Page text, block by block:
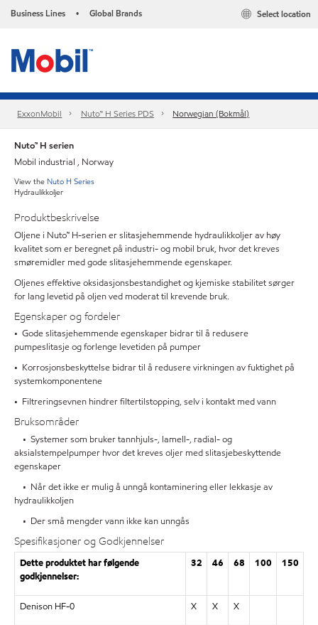
Business Lines • Global Brands Select location
ExxonMobil Nuto™ H Series PDS Norwegian (Bokmål)
Nuto™ H serien
Mobil industrial , Norway
View the Nuto H Series
Hydraulikkoljer
Produktbeskrivelse
Oljene i Nuto™ H-serien er slitasjehemmende hydraulikkoljer av høy
kvalitet som er beregnet på industri- og mobil bruk, hvor det kreves
smøremidler med gode slitasjehemmende egenskaper.
Oljenes effektive oksidasjonsbestandighet og kjemiske stabilitet sørger
for lang levetid på oljen ved moderat til krevende bruk.
Egenskaper og fordeler
• Gode slitasjehemmende egenskaper bidrar til å redusere
pumpeslitasje og forlenge levetiden på pumper
• Korrosjonsbeskyttelse bidrar til å redusere virkningen av fuktighet på
systemkomponentene
• Filtreringsevnen hindrer filtertilstopping, selv i kontakt med vann
Bruksområder
• Systemer som bruker tannhjuls-, lamell-, radial- og
aksialstempelpumper hvor det kreves oljer med slitasjebeskyttende
egenskaper
• Når det ikke er mulig å unngå kontaminering eller lekkasje av
hydraulikkoljen
• Der små mengder vann ikke kan unngås
Spesifikasjoner og Godkjennelser
Dette produktet har følgende
godkjennelser:
32 46 68 100 150
Denison HF-0 X X X